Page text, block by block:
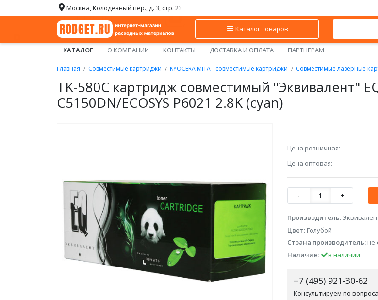
Москва, Колодезный пер., д. 3, стр. 23
Каталог товаров
КАТАЛОГ О КОМПАНИИ КОНТАКТЫ ДОСТАВКА И ОПЛАТА ПАРТНЕРАМ
Главная Совместимые картриджи KYOCERA MITA - совместимые картриджи Совместимые лазерные
TK-580C картридж совместимый "Эквивалент"
C5150DN/ECOSYS P6021 2.8K (cyan)
Цена розничная:
Цена оптовая:
- 1 +
Производитель:
Цвет: Голубой
Страна производитель: не
Наличие:
в наличии
+7 (495) 921-30-62
Консультируем по